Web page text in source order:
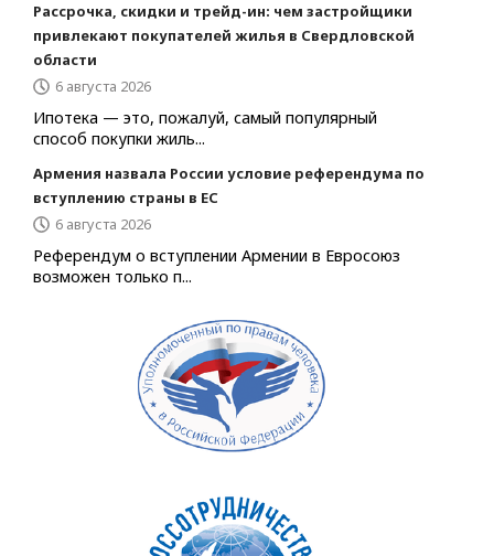
Рассрочка, скидки и трейд-ин: чем застройщики
привлекают покупателей жилья в Свердловской
области
6 августа 2026
Ипотека — это, пожалуй, самый популярный
способ покупки жиль...
Армения назвала России условие референдума по
вступлению страны в ЕС
6 августа 2026
Референдум о вступлении Армении в Евросоюз
возможен только п...